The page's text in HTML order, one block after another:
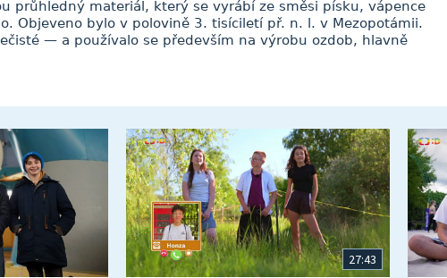
průhledný materiál, který se vyrábí ze směsi písku, vápence
Objeveno bylo v polovině 3. tisíciletí př. n. l. v Mezopotámii.
— a používalo se především na výrobu ozdob, hlavně
27:43